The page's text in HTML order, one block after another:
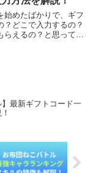
始めたばかりで、ギフ
？どこで入力するの？
らえるの？と思ってい
】最新ギフトコード一